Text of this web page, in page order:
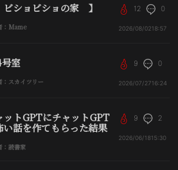
ビショビショの家 】
：Mame
12 0
2026/08/0218:57
室
：スカイツリー
9 0
2026/07/2716:24
ットGPTにチャットGPT
い話を作てもらった結果
：読書家
9 2
2026/06/1815:30